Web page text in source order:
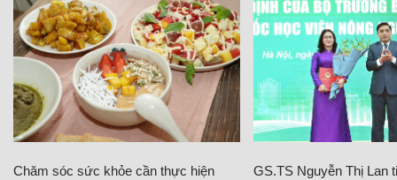
Chăm sóc sức khỏe cần thực hiện
GS.TS Nguyễn Thị Lan